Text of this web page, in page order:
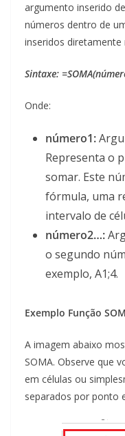
argumento inserido
números dentro de
inseridos diretamente
Sintaxe:
Onde:
número1:
Representa o
somar. Este
fórmula, uma
intervalo de
número2…:
o segundo
exemplo, A1;4.
Exemplo Função
A imagem abaixo
SOMA. Observe que
em células ou
separados por ponto